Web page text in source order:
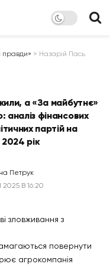
правди» > Назарій Пась
а «За майбутнє»
аналіз фінансових
партій на
2024 рік
Петрук
В 16:20
зловживання з
повернути
агрокомпанія